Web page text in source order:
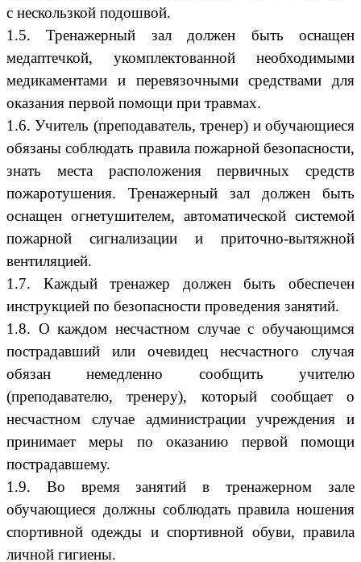
с нескользкой подошвой.
1.5. Тренажерный зал должен быть оснащен
медаптечкой, укомплектованной необходимыми
медикаментами и перевязочными средствами для
оказания первой помощи при травмах.
1.6. Учитель (преподаватель, тренер) и обучающиеся
обязаны соблюдать правила пожарной безопасности,
знать места расположения первичных средств
пожаротушения. Тренажерный зал должен быть
оснащен огнетушителем, автоматической системой
пожарной сигнализации и приточно-вытяжной
вентиляцией.
1.7. Каждый тренажер должен быть обеспечен
инструкцией по безопасности проведения занятий.
1.8. О каждом несчастном случае с обучающимся
пострадавший или очевидец несчастного случая
обязан немедленно сообщить учителю
(преподавателю, тренеру), который сообщает о
несчастном случае администрации учреждения и
принимает меры по оказанию первой помощи
пострадавшему.
1.9. Во время занятий в тренажерном зале
обучающиеся должны соблюдать правила ношения
спортивной одежды и спортивной обуви, правила
личной гигиены.